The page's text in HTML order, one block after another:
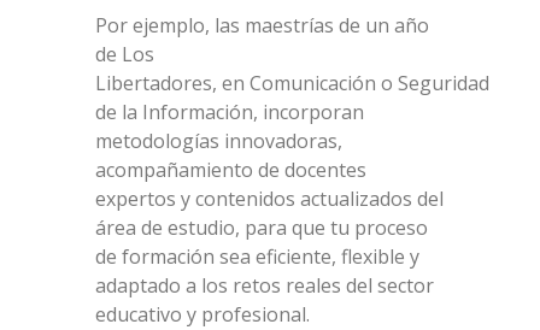
Por ejemplo, las maestrías de un año
de Los
Libertadores, en Comunicación o Seguridad
de la Información, incorporan
metodologías innovadoras,
acompañamiento de docentes
expertos y contenidos actualizados del
área de estudio, para que tu proceso
de formación sea eficiente, flexible y
adaptado a los retos reales del sector
educativo y profesional.